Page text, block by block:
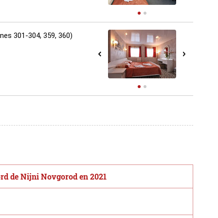
301-304, 359, 360)
de Nijni Novgorod en 2021